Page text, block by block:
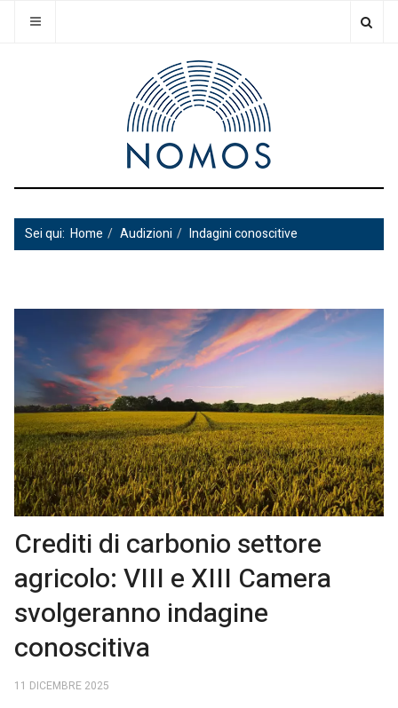
Sei qui: Home Audizioni Indagini conoscitive
Crediti di carbonio settore
agricolo: VIII e XIII Camera
svolgeranno indagine
conoscitiva
11 DICEMBRE 2025